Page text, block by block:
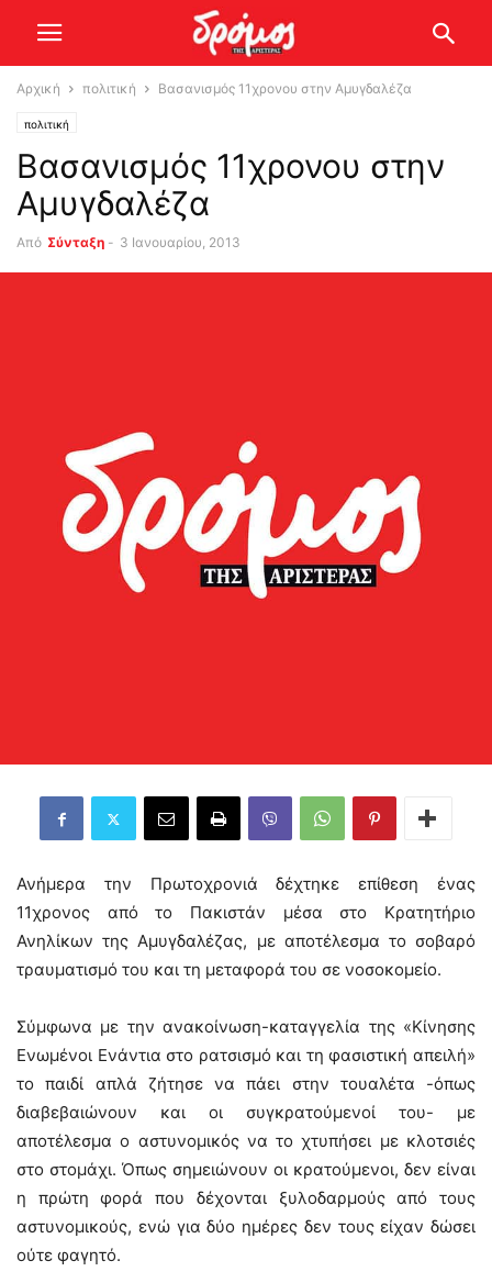
Αρχική πολιτική Βασανισμός 11χρονου στην Αμυγδαλέζα
πολιτική
Βασανισμός 11χρονου στην
Αμυγδαλέζα
Από Σύνταξη - 3 Ιανουαρίου, 2013
Ανήμερα την Πρωτοχρονιά δέχτηκε επίθεση ένας
11χρονος από το Πακιστάν μέσα στο Κρατητήριο
Ανηλίκων της Αμυγδαλέζας, με αποτέλεσμα το σοβαρό
τραυματισμό του και τη μεταφορά του σε νοσοκομείο.
Σύμφωνα με την ανακοίνωση-καταγγελία της «Κίνησης
Ενωμένοι Ενάντια στο ρατσισμό και τη φασιστική απειλή»
το παιδί απλά ζήτησε να πάει στην τουαλέτα -όπως
διαβεβαιώνουν και οι συγκρατούμενοί του- με
αποτέλεσμα ο αστυνομικός να το χτυπήσει με κλοτσιές
στο στομάχι. Όπως σημειώνουν οι κρατούμενοι, δεν είναι
η πρώτη φορά που δέχονται ξυλοδαρμούς από τους
αστυνομικούς, ενώ για δύο ημέρες δεν τους είχαν δώσει
ούτε φαγητό.